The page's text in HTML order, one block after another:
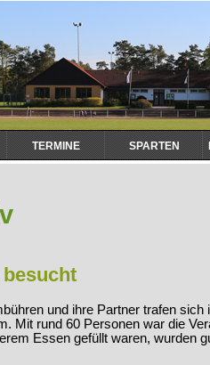
TERMINE SPARTEN
und ihre Partner trafen
Mit rund 60 Personen war die
Essen gefüllt waren, wurden